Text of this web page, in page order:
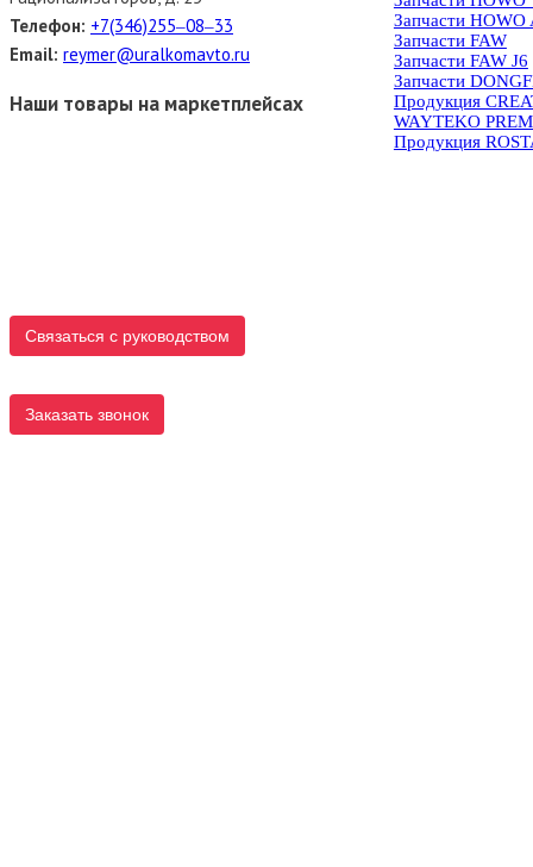
Телефон: +7(346)255‒08‒33
Email: reymer@uralkomavto.ru
Наши товары на маркетплейсах
Связаться с руководством
Заказать звонок
Запчасти HOWO
Запчасти FAW
Запчасти FAW J6
Запчасти
Продукция
WAYTEKO
Продукция